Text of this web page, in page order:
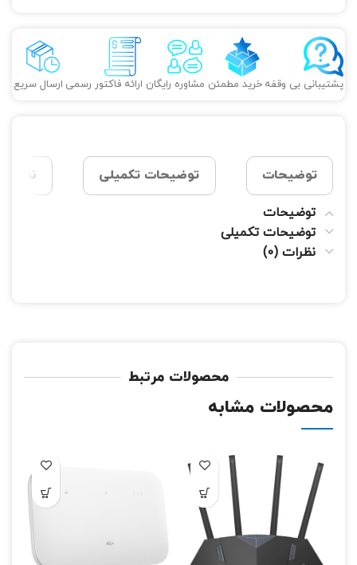
پشتیبانی بی وقفه خرید مطمئن مشاوره رایگان ارائه فاکتور رسمی ارسال سریع
توضیحات توضیحات تکمیلی نظرات
توضیحات
توضیحات تکمیلی
نظرات (0)
محصولات مرتبط
محصولات مشابه